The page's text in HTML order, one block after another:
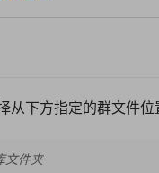
下方指定的群文件位
文件夹